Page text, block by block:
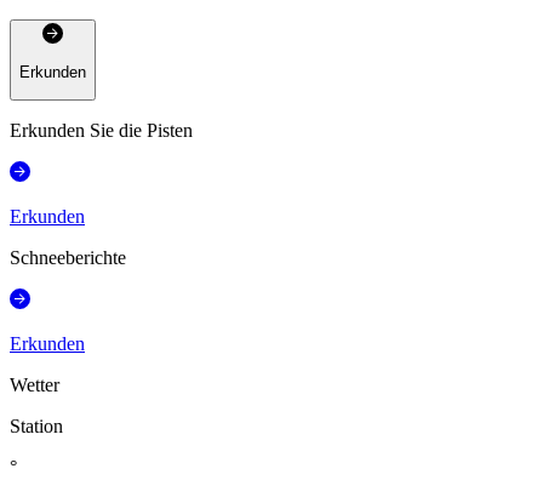
Erkunden
Erkunden Sie die Pisten
Erkunden
Schneeberichte
Erkunden
Wetter
Station
°